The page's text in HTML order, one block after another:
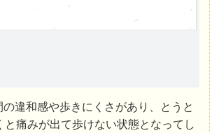
の違和感や歩きにくさがあり、とうと
と痛みが出て歩けない状態となってし